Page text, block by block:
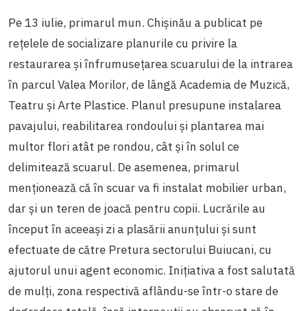
Pe 13 iulie, primarul mun. Chișinău a publicat pe
rețelele de socializare planurile cu privire la
restaurarea și înfrumusețarea scuarului de la intrarea
în parcul Valea Morilor, de lângă Academia de Muzică,
Teatru și Arte Plastice. Planul presupune instalarea
pavajului, reabilitarea rondoului și plantarea mai
multor flori atât pe rondou, cât și în solul ce
delimitează scuarul. De asemenea, primarul
menționează că în scuar va fi instalat mobilier urban,
dar și un teren de joacă pentru copii. Lucrările au
început în aceeași zi a plasării anunțului și sunt
efectuate de către Pretura sectorului Buiucani, cu
ajutorul unui agent economic. Inițiativa a fost salutată
de mulți, zona respectivă aflându-se într-o stare de